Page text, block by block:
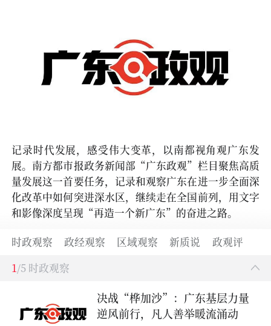
记录时代发展，感受伟大变革，以南都视角观广东发
展。南方都市报政务新闻部“广东政观”栏目聚焦高质
量发展这一首要任务，记录和观察广东在进一步全面深
化改革中如何突进深水区，继续走在全国前列，用文字
和影像深度呈现“再造一个新广东”的奋进之路。
时政观察 政经观察 区域观察 新质说
政观评
1/5 时政观察
决战“桦加沙”：广东基层力量
逆风前行，凡人善举暖流涌动